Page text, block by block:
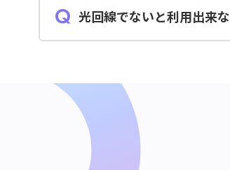
光回線でないと利用出来